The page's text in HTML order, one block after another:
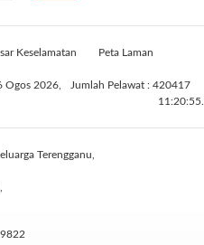
Keselamatan
Peta Laman
Jumlah Pelawat : 420417
Ogos 2026,
11:20:55.
Terengganu,